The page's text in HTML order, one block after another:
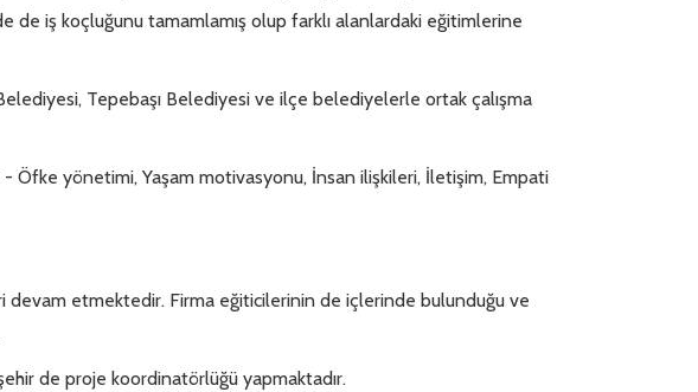
iş koçluğunu tamamlamış olup farklı alanlardaki eğitimlerine
Tepebaşı Belediyesi ve ilçe belediyelerle ortak çalışma
Öfke yönetimi, Yaşam motivasyonu, İnsan ilişkileri, İletişim, Empati
devam etmektedir. Firma eğiticilerinin de içlerinde bulunduğu ve
de proje koordinatörlüğü yapmaktadır.